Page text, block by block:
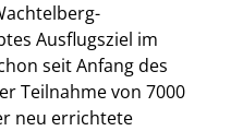
Ausflugsziel im
seit Anfang des
Teilnahme von 7000
neu errichtete